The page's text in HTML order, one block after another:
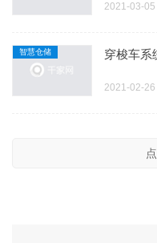
2021-03-05
智慧仓储 穿梭车系
2021-02-26